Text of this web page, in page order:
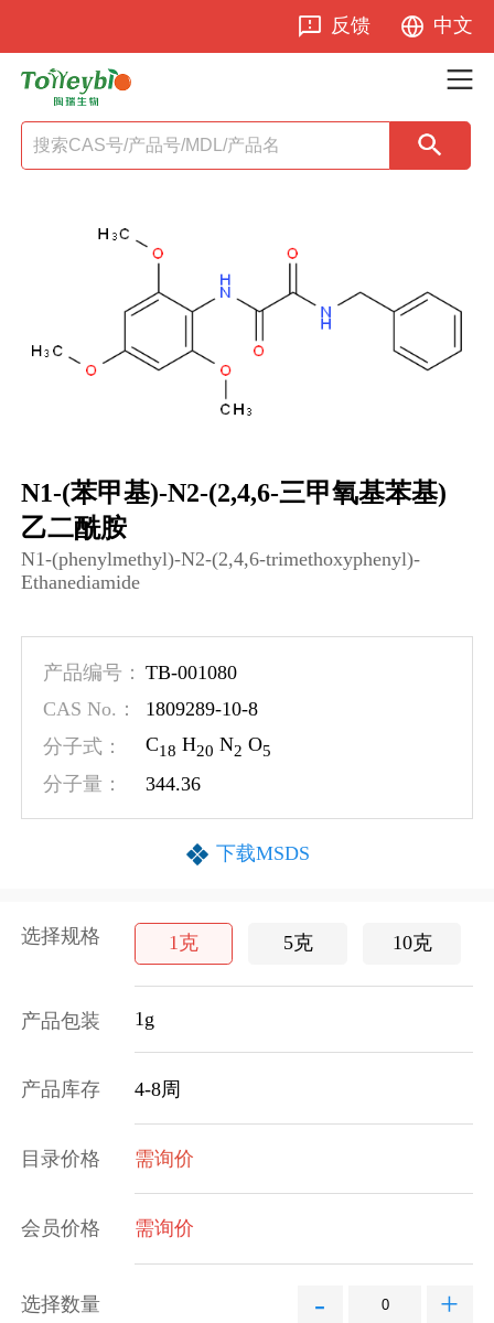
反馈 中文
N1-(苯甲基)-N2-(2,4,6-三甲氧基苯基)
乙二酰胺
N1-​(phenylmethyl)​-​N2-​(2,​4,​6-​trimethoxyphenyl)​-
Ethanediamide
产品编号： TB-001080
CAS No.：
1809289-10-8
分子式：
C18 H20 N2 O5
分子量： 344.36
下载MSDS
选择规格 1克 5克 10克
产品包装 1g
产品库存 4-8周
目录价格 需询价
会员价格 需询价
选择数量 - +